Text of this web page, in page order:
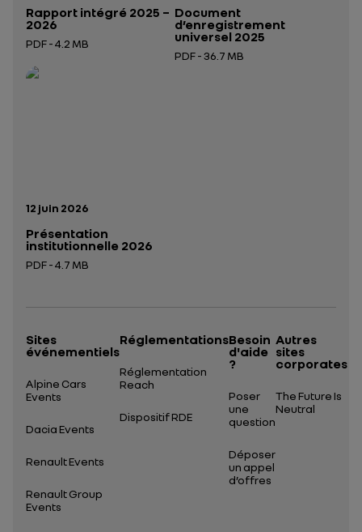
Rapport intégré 2025 –
2026
PDF - 4.2 MB
Ouverture dans un nouvel onglet
Document
d’enregistrement
universel 2025
PDF - 36.7 MB
Date de publication:
12 juin 2026
Présentation
institutionnelle 2026
PDF - 4.7 MB
Sites
événementiels
Alpine Cars
Events
Dacia Events
Renault Events
Renault Group
Events
Réglementations
Réglementation
Reach
Dispositif RDE
Besoin
d'aide
?
Poser
une
question
Déposer
un appel
d’offres
Autres
sites
corporates
The Future Is
Neutral